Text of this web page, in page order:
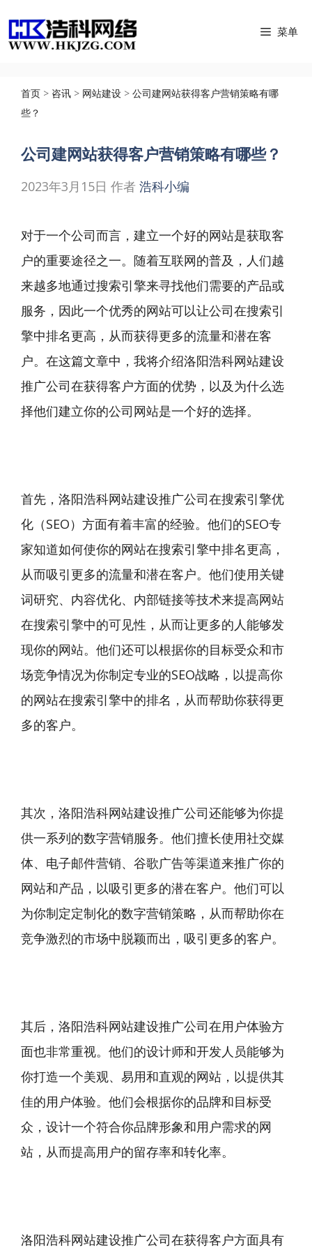
至
菜单
首页 > 咨讯 > 网站建设 > 公司建网站获得客户营销策略有哪
些？
公司建网站获得客户营销策略有哪些？
2023年3月15日 作者 浩科小编
对于一个公司而言，建立一个好的网站是获取客
户的重要途径之一。随着互联网的普及，人们越
来越多地通过搜索引擎来寻找他们需要的产品或
服务，因此一个优秀的网站可以让公司在搜索引
擎中排名更高，从而获得更多的流量和潜在客
户。在这篇文章中，我将介绍洛阳浩科网站建设
推广公司在获得客户方面的优势，以及为什么选
择他们建立你的公司网站是一个好的选择。
首先，洛阳浩科网站建设推广公司在搜索引擎优
化（SEO）方面有着丰富的经验。他们的SEO专
家知道如何使你的网站在搜索引擎中排名更高，
从而吸引更多的流量和潜在客户。他们使用关键
词研究、内容优化、内部链接等技术来提高网站
在搜索引擎中的可见性，从而让更多的人能够发
现你的网站。他们还可以根据你的目标受众和市
场竞争情况为你制定专业的SEO战略，以提高你
的网站在搜索引擎中的排名，从而帮助你获得更
多的客户。
其次，洛阳浩科网站建设推广公司还能够为你提
供一系列的数字营销服务。他们擅长使用社交媒
体、电子邮件营销、谷歌广告等渠道来推广你的
网站和产品，以吸引更多的潜在客户。他们可以
为你制定定制化的数字营销策略，从而帮助你在
竞争激烈的市场中脱颖而出，吸引更多的客户。
其后，洛阳浩科网站建设推广公司在用户体验方
面也非常重视。他们的设计师和开发人员能够为
你打造一个美观、易用和直观的网站，以提供其
佳的用户体验。他们会根据你的品牌和目标受
众，设计一个符合你品牌形象和用户需求的网
站，从而提高用户的留存率和转化率。
洛阳浩科网站建设推广公司在获得客户方面具有